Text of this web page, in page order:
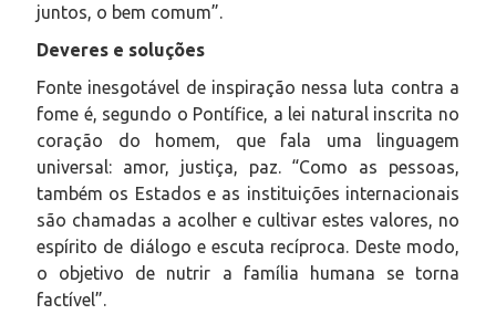
juntos, o bem comum”.
Deveres e soluções
Fonte inesgotável de inspiração nessa luta contra a
fome é, segundo o Pontífice, a lei natural inscrita no
coração do homem, que fala uma linguagem
universal: amor, justiça, paz. “Como as pessoas,
também os Estados e as instituições internacionais
são chamadas a acolher e cultivar estes valores, no
espírito de diálogo e escuta recíproca. Deste modo,
o objetivo de nutrir a família humana se torna
factível”.